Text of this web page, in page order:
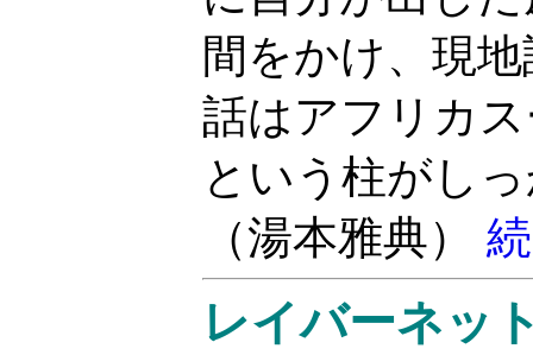
間をかけ、現
話はアフリカ
という柱がし
（湯本雅典）
レイバーネッ